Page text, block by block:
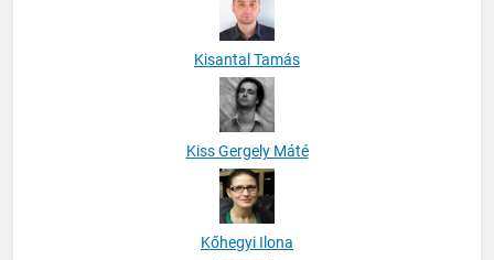
Kisantal Tamás
Kiss Gergely Máté
Kőhegyi Ilona